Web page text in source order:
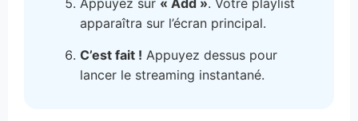
apparaîtra sur l’écran principal.
C’est fait ! Appuyez dessus pour
lancer le streaming instantané.